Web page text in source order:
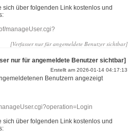
über folgenden Link kostenlos und
manageUser.cgi?
[Verfasser nur für angemeldete Benutzer sichtbar]
nur für angemeldete Benutzer sichtbar]
Erstellt am 2026-01-14 04:17:13
Benutzern angezeigt
über folgenden Link kostenlos und